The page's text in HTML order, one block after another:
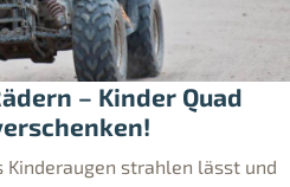
– Kinder Quad
Kinderaugen strahlen lässt und